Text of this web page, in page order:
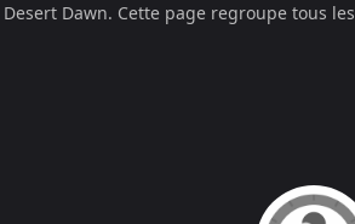
Desert Dawn. Cette page regroupe tous